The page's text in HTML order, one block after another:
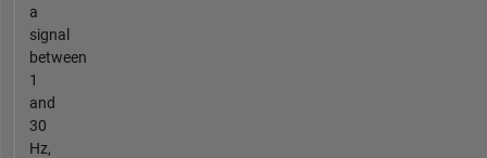
a
signal
between
1
and
30
Hz,